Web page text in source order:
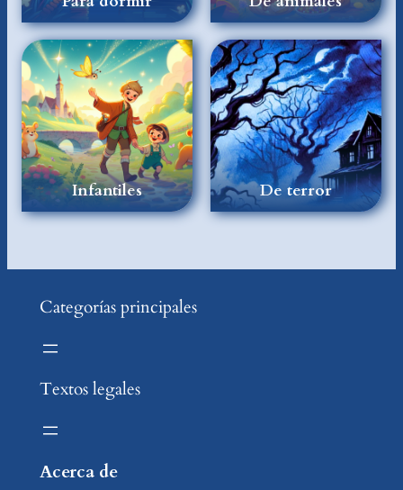
Infantiles De terror
Categorías principales
Textos legales
Acerca de